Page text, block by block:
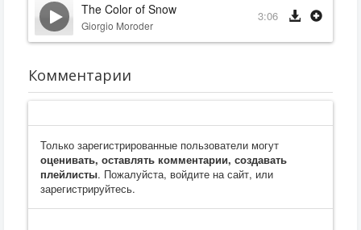
The Color of Snow
Giorgio Moroder
3:06
Комментарии
Только зарегистрированные пользователи могут
оценивать, оставлять комментарии, создавать
плейлисты. Пожалуйста, войдите на сайт, или
зарегистрируйтесь.